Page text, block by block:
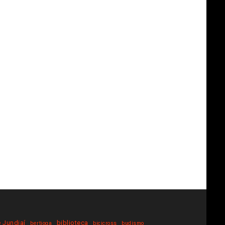
Jundiaí bertioga biblioteca bicicross budismo